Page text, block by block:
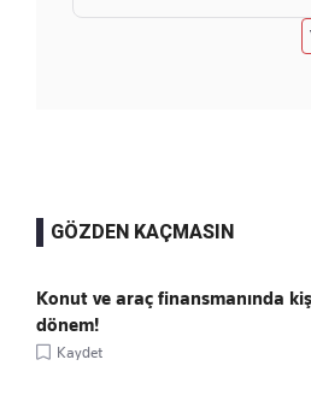
GÖZDEN KAÇMASIN
Konut ve araç finansmanında
dönem!
Kaydet